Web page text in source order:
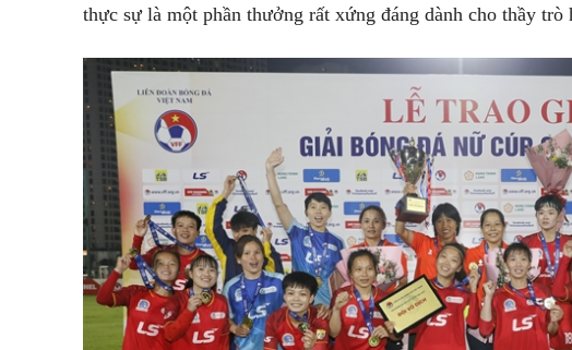
thực sự là một phần thưởng rất xứng đáng dành cho thầy